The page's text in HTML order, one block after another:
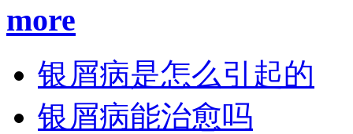
more
银屑病是怎么引起的
银屑病能治愈吗